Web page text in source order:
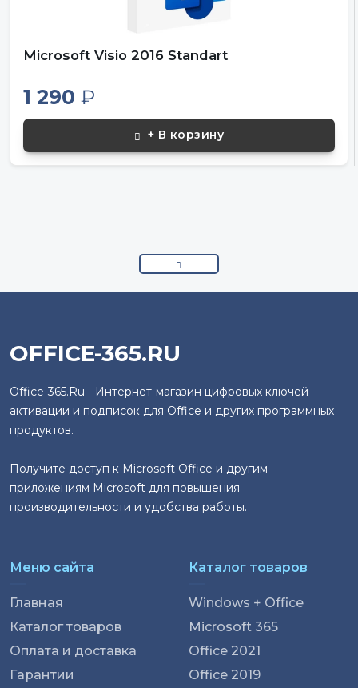
Microsoft Visio 2016 Standart
1 290 ₽
+ В корзину
OFFICE-365.RU
Office-365.Ru - Интернет-магазин цифровых ключей
активации и подписок для Office и других программных
продуктов.
Получите доступ к Microsoft Office и другим
приложениям Microsoft для повышения
производительности и удобства работы.
Меню сайта
Главная
Каталог товаров
Оплата и доставка
Гарантии
Каталог товаров
Windows + Office
Microsoft 365
Office 2021
Office 2019